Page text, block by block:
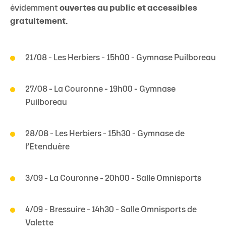
évidemment ouvertes au public et accessibles
gratuitement.
21/08 - Les Herbiers - 15h00 - Gymnase Puilboreau
27/08 - La Couronne - 19h00 - Gymnase
Puilboreau
28/08 - Les Herbiers - 15h30 - Gymnase de
l’Etenduère
3/09 - La Couronne - 20h00 - Salle Omnisports
4/09 - Bressuire - 14h30 - Salle Omnisports de
Valette